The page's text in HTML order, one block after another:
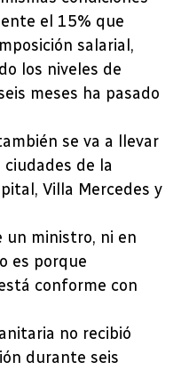
el 15% que
salarial,
los niveles de
meses ha pasado
se va a llevar
de la
Villa Mercedes y
un ministro, ni en
es porque
conforme con
no recibió
durante seis